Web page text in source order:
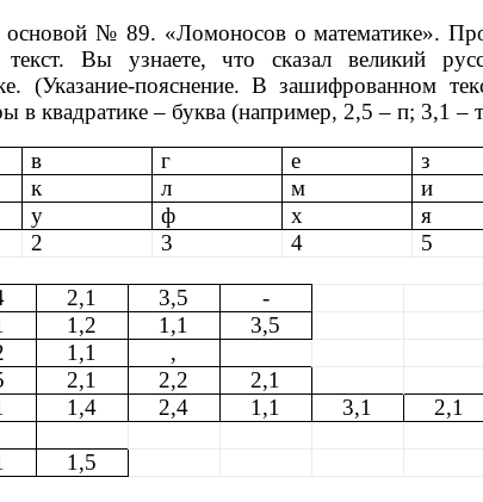
основой № 89. «Ломоносов о математике».
Вы узнаете, что сказал великий
(Указание-пояснение. В зашифрованном
в квадратике – буква (например, 2,5 – п; 3,1 –
в г е
з
к л м и
у ф х я
2 3 4 5
2,1 3,5
-
1,2 1,1
3,5
1,1
,
2,1 2,2
2,1
1,4 2,4 1,1 3,1 2,1
1,5